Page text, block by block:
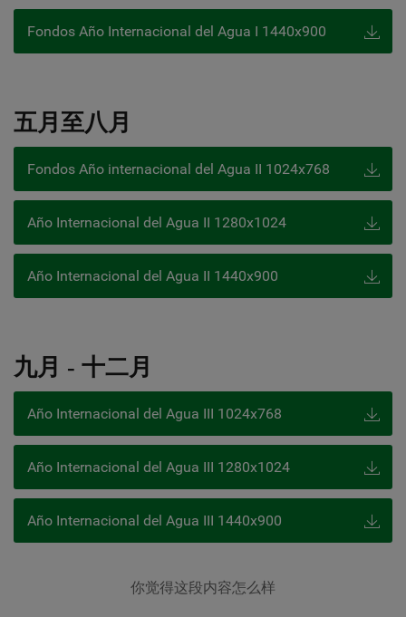
Fondos Año Internacional del Agua I 1440x900
五月至八月
Fondos Año internacional del Agua II 1024x768
Año Internacional del Agua II 1280x1024
Año Internacional del Agua II 1440x900
九月 - 十二月
Año Internacional del Agua III 1024x768
Año Internacional del Agua III 1280x1024
Año Internacional del Agua III 1440x900
你觉得这段内容怎么样